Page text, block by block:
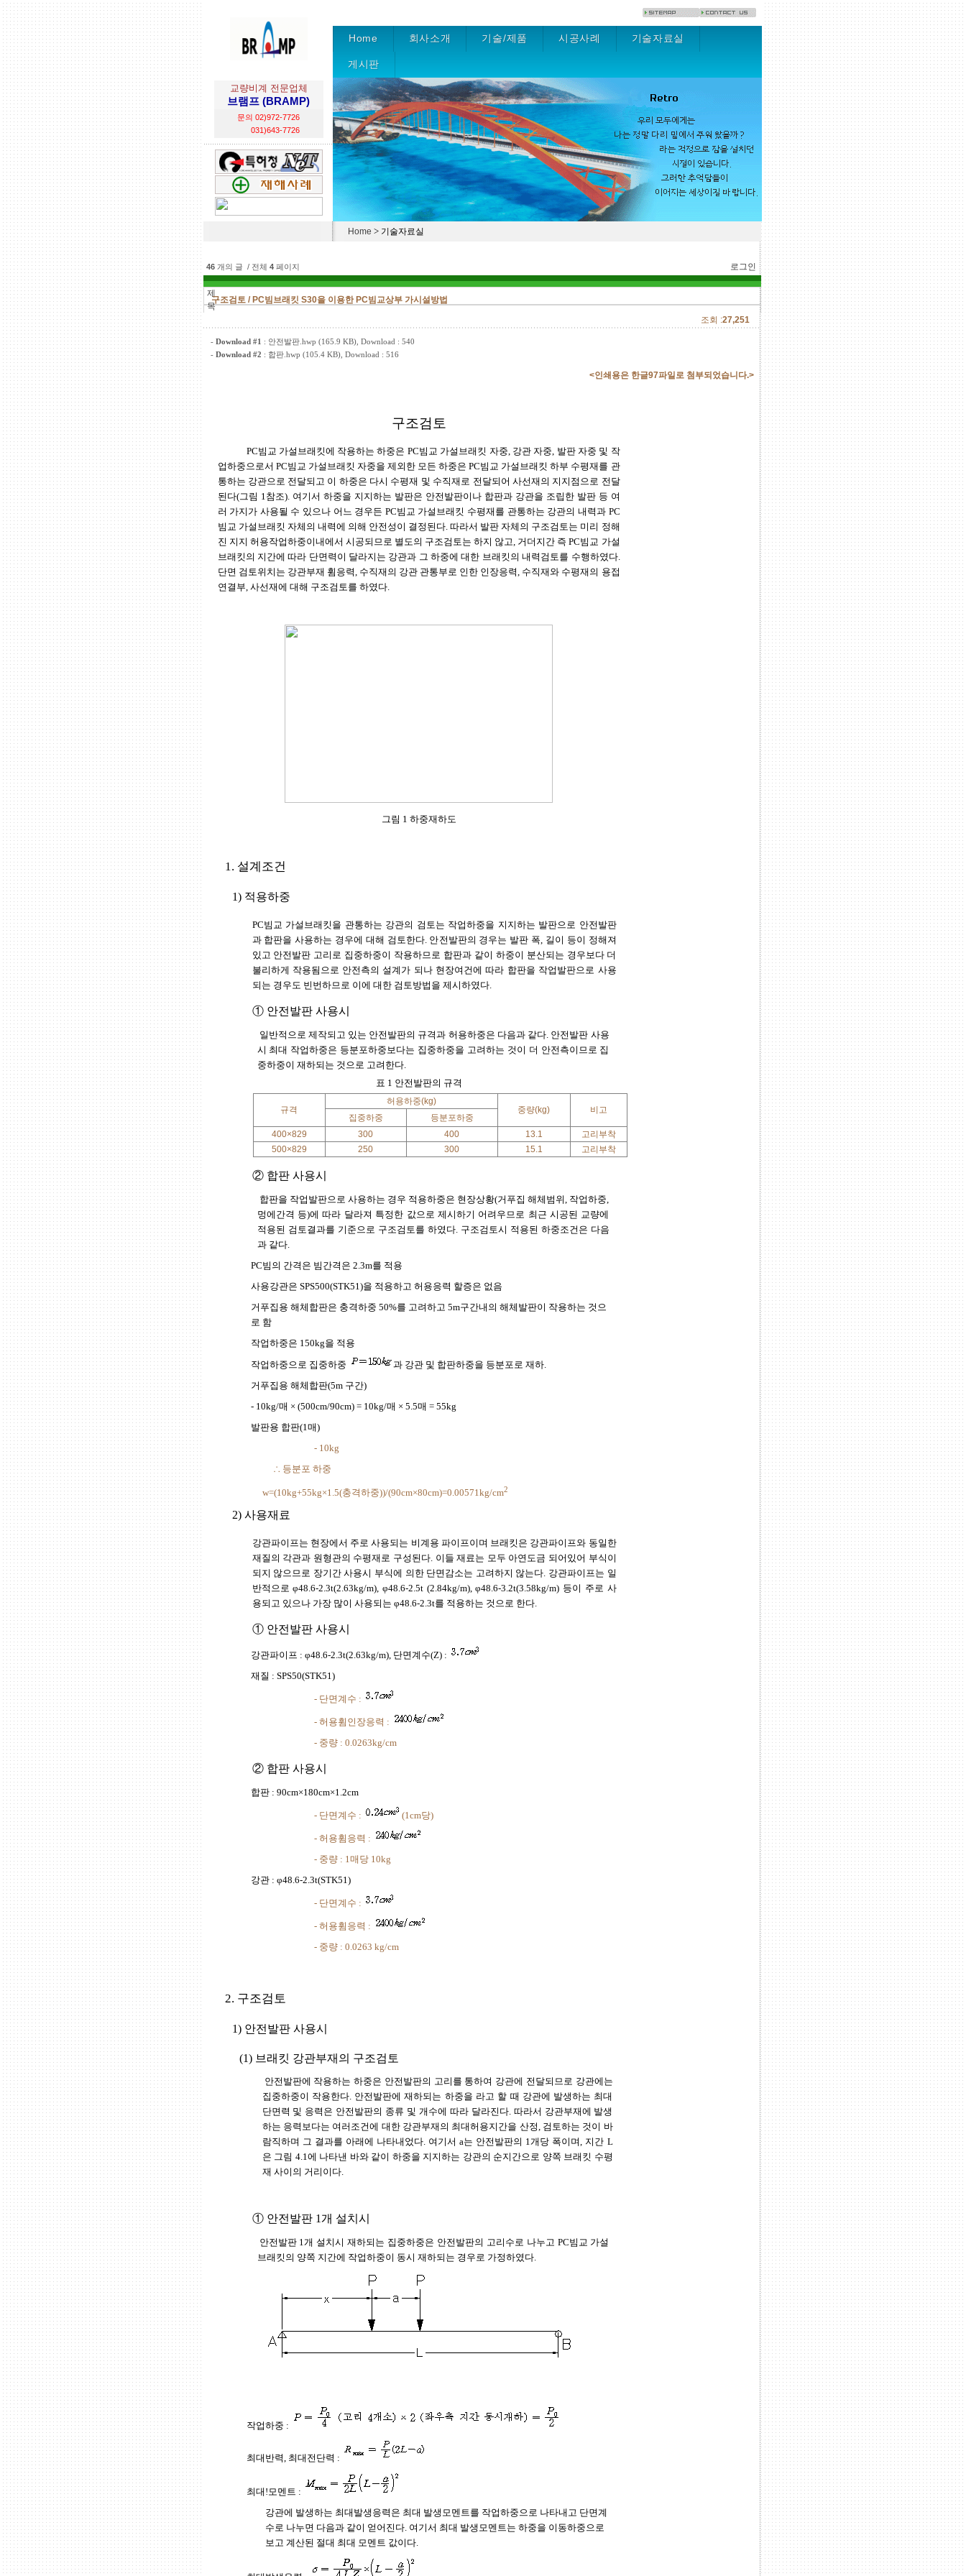
Home 회사소개 기술/제품 시공사례 기술자료실
게시판
교량비계 전문업체
브램프 (BRAMP)
문의 02)972-7726
031)643-7726
Home > 기술자료실
46개의 글 / 전체 4페이지 로그인
제
목
구조검토 / PC빔브래킷 S30을 이용한 PC빔교상부 가시설방법
조회 :27,251
- Download #1 : 안전발판.hwp (165.9 KB), Download : 540
- Download #2 : 합판.hwp (105.4 KB), Download : 516
<인쇄용은 한글97파일로 첨부되었습니다.>
구조검토
PC빔교 가설브래킷에 작용하는 하중은 PC빔교 가설브래킷 자중, 강관 자중, 발판 자중 및 작
업하중으로서 PC빔교 가설브래킷 자중을 제외한 모든 하중은 PC빔교 가설브래킷 하부 수평재를 관
통하는 강관으로 전달되고 이 하중은 다시 수평재 및 수직재로 전달되어 사선재의 지지점으로 전달
된다(그림 1참조). 여기서 하중을 지지하는 발판은 안전발판이나 합판과 강관을 조립한 발판 등 여
러 가지가 사용될 수 있으나 어느 경우든 PC빔교 가설브래킷 수평재를 관통하는 강관의 내력과 PC
빔교 가설브래킷 자체의 내력에 의해 안전성이 결정된다. 따라서 발판 자체의 구조검토는 미리 정해
진 지지 허용작업하중이내에서 시공되므로 별도의 구조검토는 하지 않고, 거더지간 즉 PC빔교 가설
브래킷의 지간에 따라 단면력이 달라지는 강관과 그 하중에 대한 브래킷의 내력검토를 수행하였다.
단면 검토위치는 강관부재 휨응력, 수직재의 강관 관통부로 인한 인장응력, 수직재와 수평재의 용접
연결부, 사선재에 대해 구조검토를 하였다.
그림 1 하중재하도
1. 설계조건
1) 적용하중
PC빔교 가설브래킷을 관통하는 강관의 검토는 작업하중을 지지하는 발판으로 안전발판
과 합판을 사용하는 경우에 대해 검토한다. 안전발판의 경우는 발판 폭, 길이 등이 정해져
있고 안전발판 고리로 집중하중이 작용하므로 합판과 같이 하중이 분산되는 경우보다 더
불리하게 작용됨으로 안전측의 설계가 되나 현장여건에 따라 합판을 작업발판으로 사용
되는 경우도 빈번하므로 이에 대한 검토방법을 제시하였다.
① 안전발판 사용시
일반적으로 제작되고 있는 안전발판의 규격과 허용하중은 다음과 같다. 안전발판 사용
시 최대 작업하중은 등분포하중보다는 집중하중을 고려하는 것이 더 안전측이므로 집
중하중이 재하되는 것으로 고려한다.
표 1 안전발판의 규격
규격
허용하중(kg)
중량(kg)
비고
집중하중
등분포하중
400×829
300 400 13.1
고리부착
500×829
250 300 15.1 고리부착
② 합판 사용시
합판을 작업발판으로 사용하는 경우 적용하중은 현장상황(거푸집 해체범위, 작업하중,
멍에간격 등)에 따라 달라져 특정한 값으로 제시하기 어려우므로 최근 시공된 교량에
적용된 검토결과를 기준으로 구조검토를 하였다. 구조검토시 적용된 하중조건은 다음
과 같다.
PC빔의 간격은 빔간격은 2.3m를 적용
사용강관은 SPS500(STK51)을 적용하고 허용응력 할증은 없음
거푸집용 해체합판은 충격하중 50%를 고려하고 5m구간내의 해체발판이 작용하는 것으
로 함
작업하중은 150kg을 적용
작업하중으로 집중하중
과 강관 및 합판하중을 등분포로 재하.
거푸집용 해체합판(5m 구간)
- 10kg/매 × (500cm/90cm) = 10kg/매 × 5.5매 = 55kg
발판용 합판(1매)
- 10kg
∴ 등분포 하중
w=(10kg+55kg×1.5(충격하중))/(90cm×80cm)=0.00571kg/cm2
2) 사용재료
강관파이프는 현장에서 주로 사용되는 비계용 파이프이며 브래킷은 강관파이프와 동일한
재질의 각관과 원형관의 수평재로 구성된다. 이들 재료는 모두 아연도금 되어있어 부식이
되지 않으므로 장기간 사용시 부식에 의한 단면감소는 고려하지 않는다. 강관파이프는 일
반적으로 φ48.6-2.3t(2.63kg/m), φ48.6-2.5t (2.84kg/m), φ48.6-3.2t(3.58kg/m) 등이 주로 사
용되고 있으나 가장 많이 사용되는 φ48.6-2.3t를 적용하는 것으로 한다.
① 안전발판 사용시
강관파이프 : φ48.6-2.3t(2.63kg/m), 단면계수(Z) :
재질 : SPS50(STK51)
- 단면계수 :
- 허용휨인장응력 :
- 중량 : 0.0263kg/cm
② 합판 사용시
합판 : 90cm×180cm×1.2cm
- 단면계수 : (1cm당)
- 허용휨응력 :
- 중량 : 1매당 10kg
강관 : φ48.6-2.3t(STK51)
- 단면계수 :
- 허용휨응력 :
- 중량 : 0.0263 kg/cm
2. 구조검토
1) 안전발판 사용시
(1) 브래킷 강관부재의 구조검토
안전발판에 작용하는 하중은 안전발판의 고리를 통하여 강관에 전달되므로 강관에는
집중하중이 작용한다. 안전발판에 재하되는 하중을 라고 할 때 강관에 발생하는 최대
단면력 및 응력은 안전발판의 종류 및 개수에 따라 달라진다. 따라서 강관부재에 발생
하는 응력보다는 여러조건에 대한 강관부재의 최대허용지간을 산정, 검토하는 것이 바
람직하며 그 결과를 아래에 나타내었다. 여기서 a는 안전발판의 1개당 폭이며, 지간 L
은 그림 4.1에 나타낸 바와 같이 하중을 지지하는 강관의 순지간으로 양쪽 브래킷 수평
재 사이의 거리이다.
① 안전발판 1개 설치시
안전발판 1개 설치시 재하되는 집중하중은 안전발판의 고리수로 나누고 PC빔교 가설
브래킷의 양쪽 지간에 작업하중이 동시 재하되는 경우로 가정하였다.
작업하중 :
최대반력, 최대전단력 :
최대!모멘트 :
강관에 발생하는 최대발생응력은 최대 발생모멘트를 작업하중으로 나타내고 단면계
수로 나누면 다음과 같이 얻어진다. 여기서 최대 발생모멘트는 하중을 이동하중으로
보고 계산된 절대 최대 모멘트 값이다.